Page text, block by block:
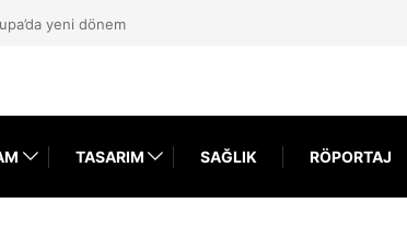
yeni dönem
TASARIM SAĞLIK RÖPORTAJ